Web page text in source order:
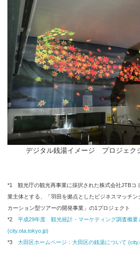
デジタル銭湯イメージ プロジェク
*1 観光庁の観光再事業に採択された株式会社JTBコ
業主体とする、「羽田を拠点としたビジネスマッチン
カーション型ツアーの開発事業」の1プロジェクト
*2 平成29年度 観光統計・マーケティング調査概要
(city.ota.tokyo.jp)
*3 大田区ホームページ：大田区の銭湯について